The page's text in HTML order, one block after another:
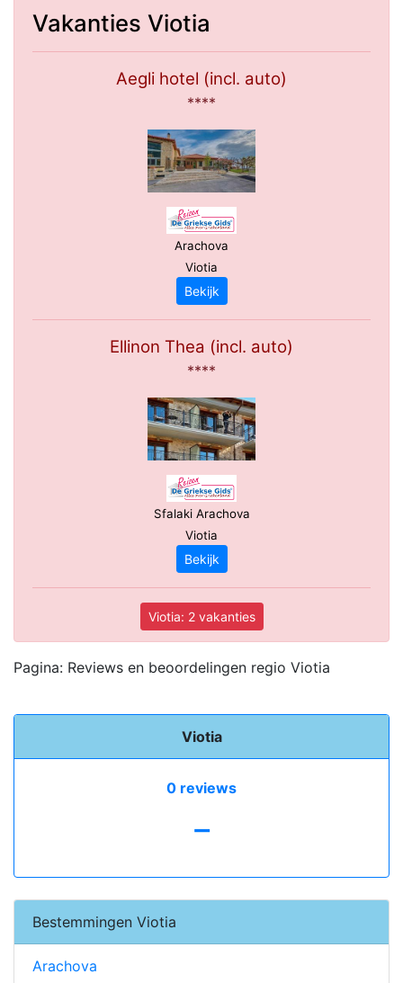
Vakanties Viotia
Aegli hotel (incl. auto)
****
Arachova
Viotia
Bekijk
Ellinon Thea (incl. auto)
****
Sfalaki Arachova
Viotia
Bekijk
Viotia: 2 vakanties
Pagina: Reviews en beoordelingen regio Viotia
Viotia
0 reviews
-
Bestemmingen Viotia
Arachova